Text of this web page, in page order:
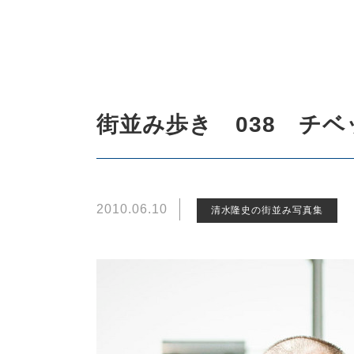
街並み歩き 038 チベ
2010.06.10 清水隆史の街並み写真集